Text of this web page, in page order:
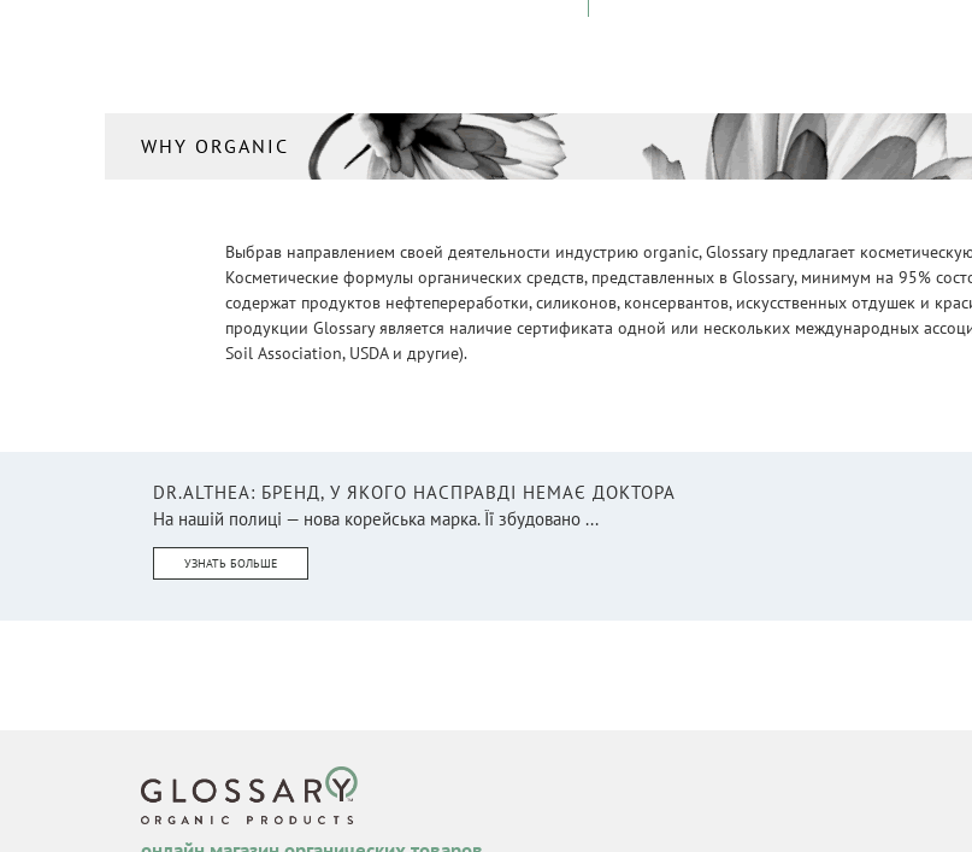
WHY ORGANIC
Выбрав направлением своей деятельности индустрию organic, Glossary предлагает
Косметические формулы органических средств, представленных в Glossary, минимум на 95%
содержат продуктов нефтепереработки, силиконов, консервантов, искусственных отдушек и
продукции Glossary является наличие сертификата одной или нескольких международных
Soil Association, USDA и другие).
DR.ALTHEA: БРЕНД, У ЯКОГО НАСПРАВДІ НЕМАЄ ДОКТОРА
На нашій полиці — нова корейська марка. Її збудовано ...
УЗНАТЬ БОЛЬШЕ